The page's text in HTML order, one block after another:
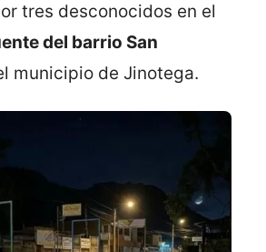
tres desconocidos en el
del barrio San
municipio de Jinotega.